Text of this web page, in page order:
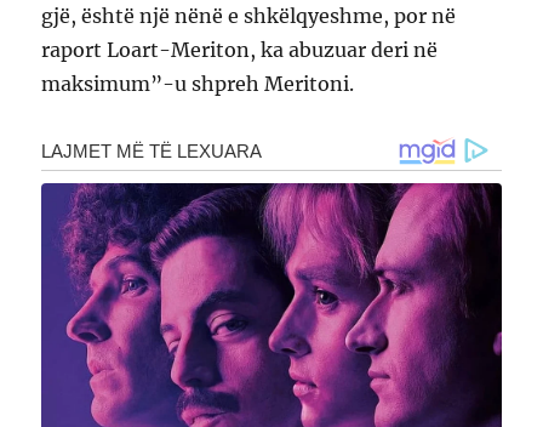
gjë, është një nënë e shkëlqyeshme, por në
raport Loart-Meriton, ka abuzuar deri në
maksimum”-u shpreh Meritoni.